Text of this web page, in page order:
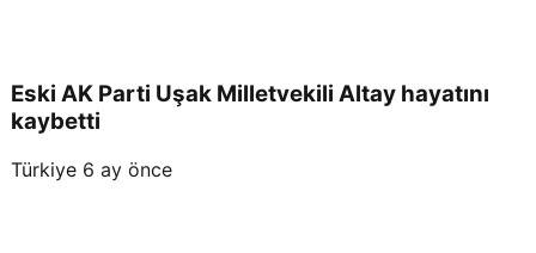
Eski AK Parti Uşak Milletvekili Altay hayatını
kaybetti
Türkiye 6 ay önce